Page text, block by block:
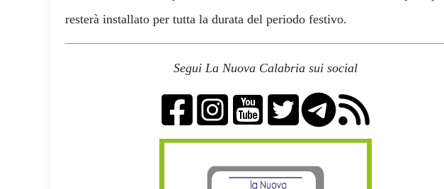
resterà installato per tutta la durata del periodo festivo.
Segui La Nuova Calabria sui social